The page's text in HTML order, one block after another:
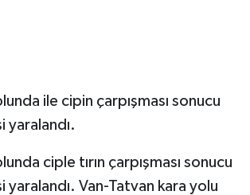
ile cipin çarpışması sonucu
yaralandı.
ciple tırın çarpışması sonucu
yaralandı. Van-Tatvan kara yolu